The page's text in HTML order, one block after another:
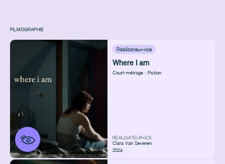
FILMOGRAPHIE
Réalisateur·rice
Where I am
Court-métrage : Fiction
RÉALISATEUR•ICE
Clara Van Severen
2024